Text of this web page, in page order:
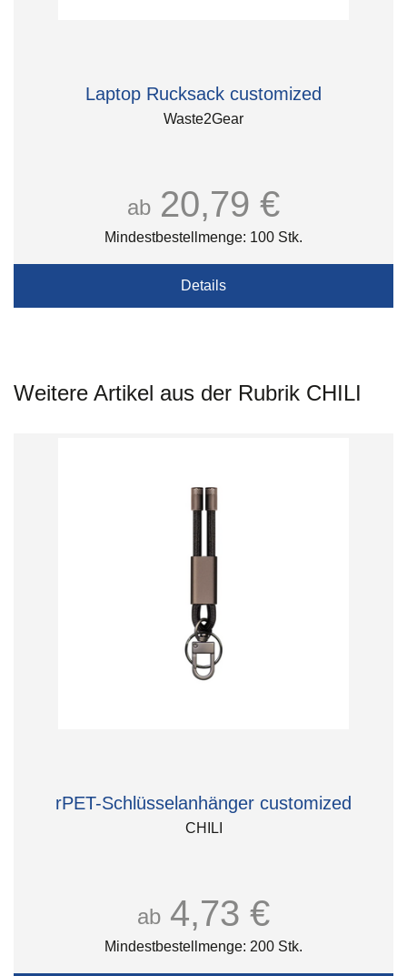
Laptop Rucksack customized
Waste2Gear
ab 20,79 €
Mindestbestellmenge: 100 Stk.
Details
Weitere Artikel aus der Rubrik CHILI
rPET-Schlüsselanhänger customized
CHILI
ab 4,73 €
Mindestbestellmenge: 200 Stk.